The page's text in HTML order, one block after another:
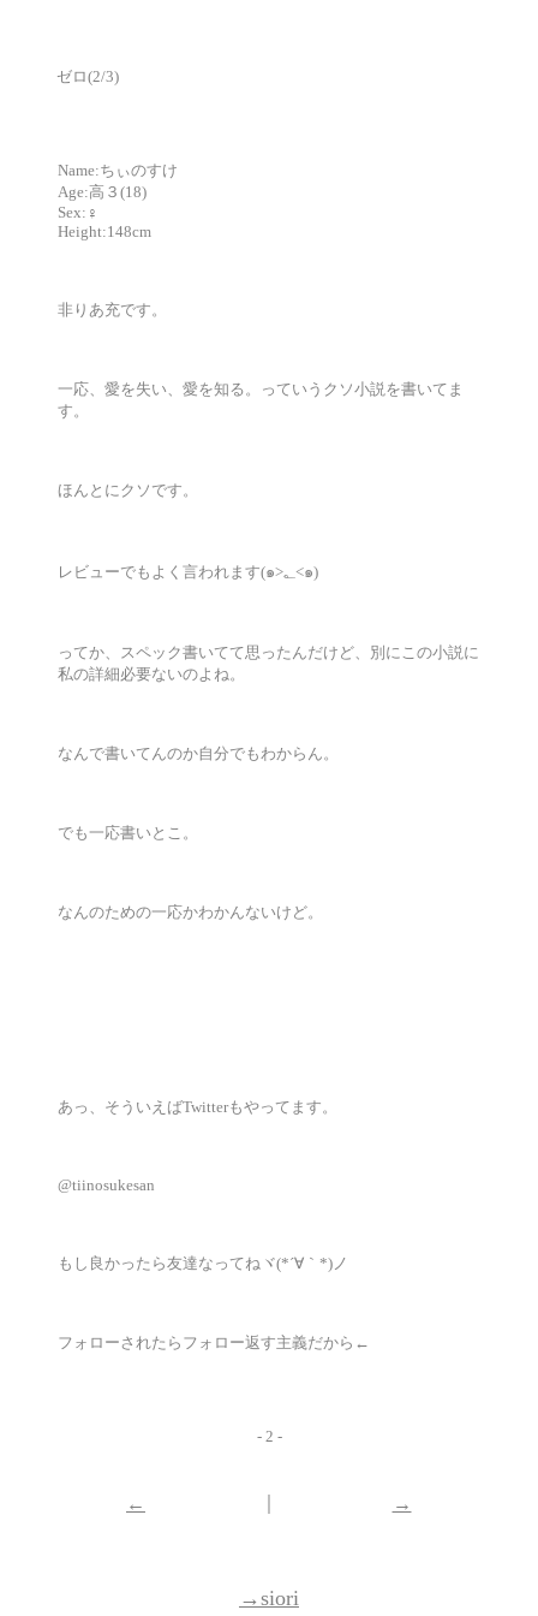
ゼロ(2/3)
Name:ちぃのすけ
Age:高３(18)
Sex:♀
Height:148cm
非りあ充です。
一応、愛を失い、愛を知る。っていうクソ小説を書いてま
す。
ほんとにクソです。
レビューでもよく言われます(๑>؂<๑)
ってか、スペック書いてて思ったんだけど、別にこの小説に
私の詳細必要ないのよね。
なんで書いてんのか自分でもわからん。
でも一応書いとこ。
なんのための一応かわかんないけど。
あっ、そういえばTwitterもやってます。
@tiinosukesan
もし良かったら友達なってねヾ(*´∀｀*)ノ
フォローされたらフォロー返す主義だから←
- 2 -
← →
→siori